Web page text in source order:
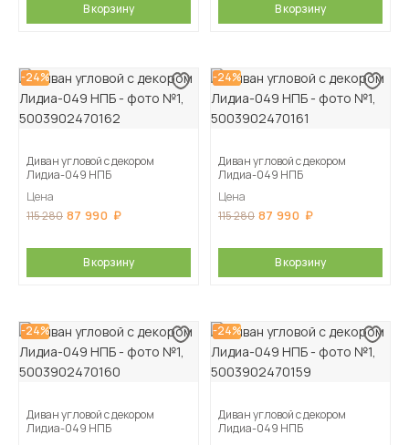
В корзину В корзину
-24%
Диван угловой с декором
Лидиа-049 НПБ
Цена
115 280 87 990
В корзину
-24%
Диван угловой с декором
Лидиа-049 НПБ
Цена
115 280 87 990
В корзину
-24%
Диван угловой с декором
Лидиа-049 НПБ
-24%
Диван угловой с декором
Лидиа-049 НПБ